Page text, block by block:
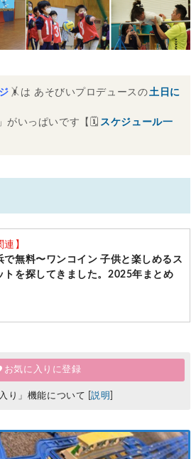
🤸は あそびいプロデュースの土日に
がいっぱいです【🗓 スケジュール一
連】
で無料〜ワンコイン 子供と楽しめるス
トを探してきました。2025年まとめ
お気に入りに登録
入り」機能について [説明